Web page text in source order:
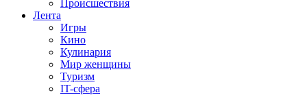
Происшествия
Лента
Игры
Кино
Кулинария
Мир женщины
Туризм
IT-сфера